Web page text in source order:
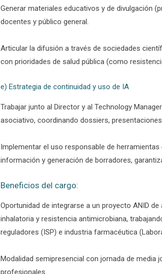
Generar materiales educativos y de divulgación
docentes y público general.
Articular la difusión a través de sociedades
con prioridades de salud pública (como
e) Estrategia de continuidad y uso de IA
Trabajar junto al Director y al Technology
asociativo, coordinando dossiers,
Implementar el uso responsable de
información y generación de borradores,
Beneficios del cargo:
Oportunidad de integrarse a un proyecto ANID
inhalatoria y resistencia antimicrobiana,
reguladores (ISP) e industria farmacéutica
Modalidad semipresencial con jornada de media
profesionales.